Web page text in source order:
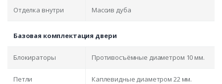
Отделка внутри Массив дуба
Базовая комплектация двери
Блокираторы Противосъёмные диаметром 10 мм.
Петли Каплевидные диаметром 22 мм.